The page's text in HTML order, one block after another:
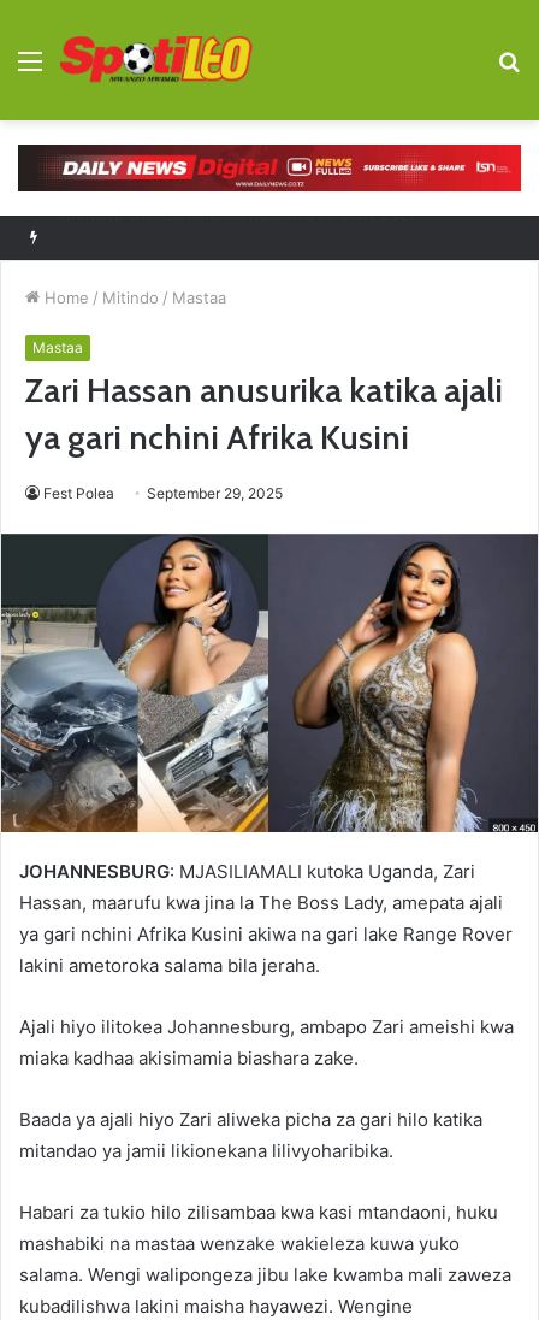
Menu
Home / Mitindo / Mastaa
Mastaa
Zari Hassan anusurika katika ajali
ya gari nchini Afrika Kusini
Fest Polea September 29, 2025
JOHANNESBURG: MJASILIAMALI kutoka Uganda, Zari
Hassan, maarufu kwa jina la The Boss Lady, amepata ajali
ya gari nchini Afrika Kusini akiwa na gari lake Range Rover
lakini ametoroka salama bila jeraha.
Ajali hiyo ilitokea Johannesburg, ambapo Zari ameishi kwa
miaka kadhaa akisimamia biashara zake.
Baada ya ajali hiyo Zari aliweka picha za gari hilo katika
mitandao ya jamii likionekana lilivyoharibika.
Habari za tukio hilo zilisambaa kwa kasi mtandaoni, huku
mashabiki na mastaa wenzake wakieleza kuwa yuko
salama. Wengi walipongeza jibu lake kwamba mali zaweza
kubadilishwa lakini maisha hayawezi. Wengine